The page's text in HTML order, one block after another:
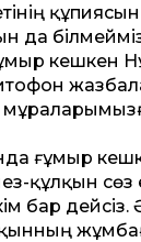
да
кешкен
ғұмыр
құлқын сөз
бар